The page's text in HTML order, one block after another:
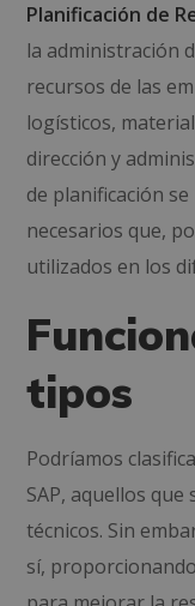
Planificación de
la administración
recursos de las
logísticos,
dirección y
de planificación
necesarios que,
utilizados en los
tipos
Podríamos
SAP, aquellos
técnicos. Sin
sí,